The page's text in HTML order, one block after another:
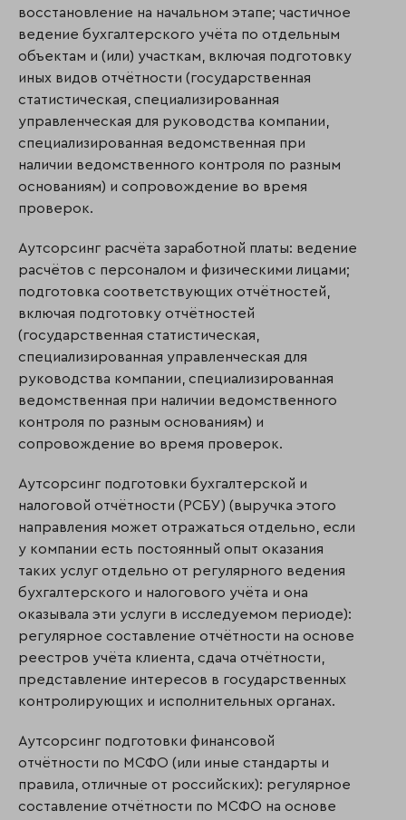
восстановление на начальном этапе; частичное
ведение бухгалтерского учёта по отдельным
объектам и (или) участкам, включая подготовку
иных видов отчётности (государственная
статистическая, специализированная
управленческая для руководства компании,
специализированная ведомственная при
наличии ведомственного контроля по разным
основаниям) и сопровождение во время
проверок.
Аутсорсинг расчёта заработной платы: ведение
расчётов с персоналом и физическими лицами;
подготовка соответствующих отчётностей,
включая подготовку отчётностей
(государственная статистическая,
специализированная управленческая для
руководства компании, специализированная
ведомственная при наличии ведомственного
контроля по разным основаниям) и
сопровождение во время проверок.
Аутсорсинг подготовки бухгалтерской и
налоговой отчётности (РСБУ) (выручка этого
направления может отражаться отдельно, если
у компании есть постоянный опыт оказания
таких услуг отдельно от регулярного ведения
бухгалтерского и налогового учёта и она
оказывала эти услуги в исследуемом периоде):
регулярное составление отчётности на основе
реестров учёта клиента, сдача отчётности,
представление интересов в государственных
контролирующих и исполнительных органах.
Аутсорсинг подготовки финансовой
отчётности по МСФО (или иные стандарты и
правила, отличные от российских): регулярное
составление отчётности по МСФО на основе